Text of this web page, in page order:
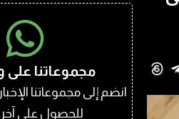
مجموعاتنا
انضم إلى مجموعاتنا
للحصول على آخر